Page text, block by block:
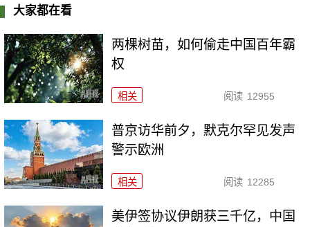
大家都在看
两棵树苗，如何偷走中国百年霸
权
相关 阅读 12955
普京访华前夕，默克尔罕见发声
警示欧洲
相关 阅读 12285
美伊签协议伊朗获三千亿，中国